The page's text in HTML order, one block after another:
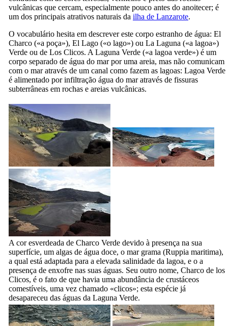
vulcânicas que cercam, especialmente pouco antes do anoitecer; é
um dos principais atrativos naturais da ilha de Lanzarote.
O vocabulário hesita em descrever este corpo estranho de água: El
Charco («a poça»), El Lago («o lago») ou La Laguna («a lagoa»)
Verde ou de Los Clicos. A Laguna Verde («a lagoa verde») é um
corpo separado de água do mar por uma areia, mas não comunicam
com o mar através de um canal como fazem as lagoas: Lagoa Verde
é alimentado por infiltração água do mar através de fissuras
subterrâneas em rochas e areias vulcânicas.
A cor esverdeada de Charco Verde devido à presença na sua
superfície, um algas de água doce, o mar grama (Ruppia maritima),
a qual está adaptada para a elevada salinidade da lagoa, e o a
presença de enxofre nas suas águas. Seu outro nome, Charco de los
Clicos, é o fato de que havia uma abundância de crustáceos
comestíveis, uma vez chamado «clicos»; esta espécie já
desapareceu das águas da Laguna Verde.